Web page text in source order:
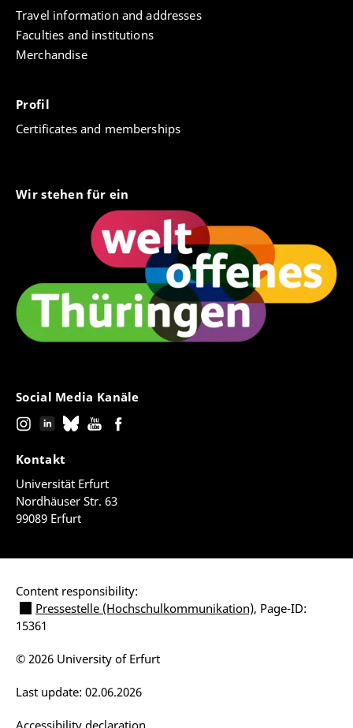
Travel information and addresses
Faculties and institutions
Merchandise
Profil
Certificates and memberships
Wir stehen für ein
Social Media Kanäle
Kontakt
Universität Erfurt
Nordhäuser Str. 63
99089 Erfurt
Content responsibility:
Pressestelle (Hochschulkommunikation), Page-ID:
15361
Accessibility declaration
Last update: 02.06.2026
© 2026 University of Erfurt